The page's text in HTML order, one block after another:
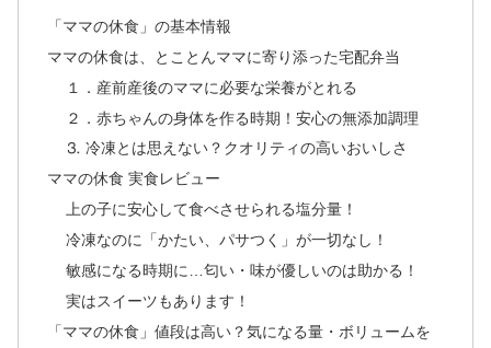
「ママの休食」の基本情報
ママの休食は、とことんママに寄り添った宅配弁当
１．産前産後のママに必要な栄養がとれる
２．赤ちゃんの身体を作る時期！安心の無添加調理
⒊ 冷凍とは思えない？クオリティの高いおいしさ
ママの休食 実食レビュー
上の子に安心して食べさせられる塩分量！
冷凍なのに「かたい、パサつく」が一切なし！
敏感になる時期に…匂い・味が優しいのは助かる！
実はスイーツもあります！
「ママの休食」値段は高い？気になる量・ボリュームを